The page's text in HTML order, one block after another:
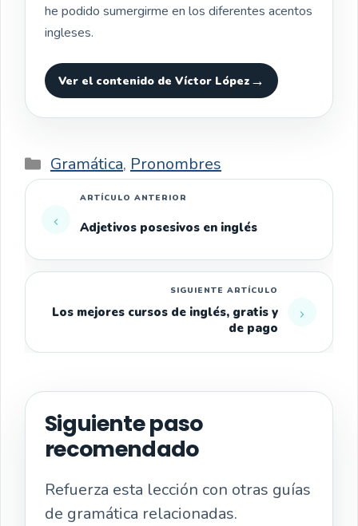
he podido sumergirme en los diferentes acentos
ingleses.
Ver el contenido de Víctor López
Categorías
Gramática, Pronombres
Adjetivos posesivos en inglés
Los mejores cursos de inglés, gratis y
de pago
Siguiente paso
recomendado
Refuerza esta lección con otras guías
de gramática relacionadas.